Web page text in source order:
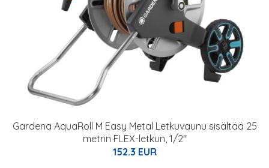
Gardena AquaRoll M Easy Metal Letkuvaunu sisältää 25
metrin FLEX-letkun, 1/2"
152.3 EUR